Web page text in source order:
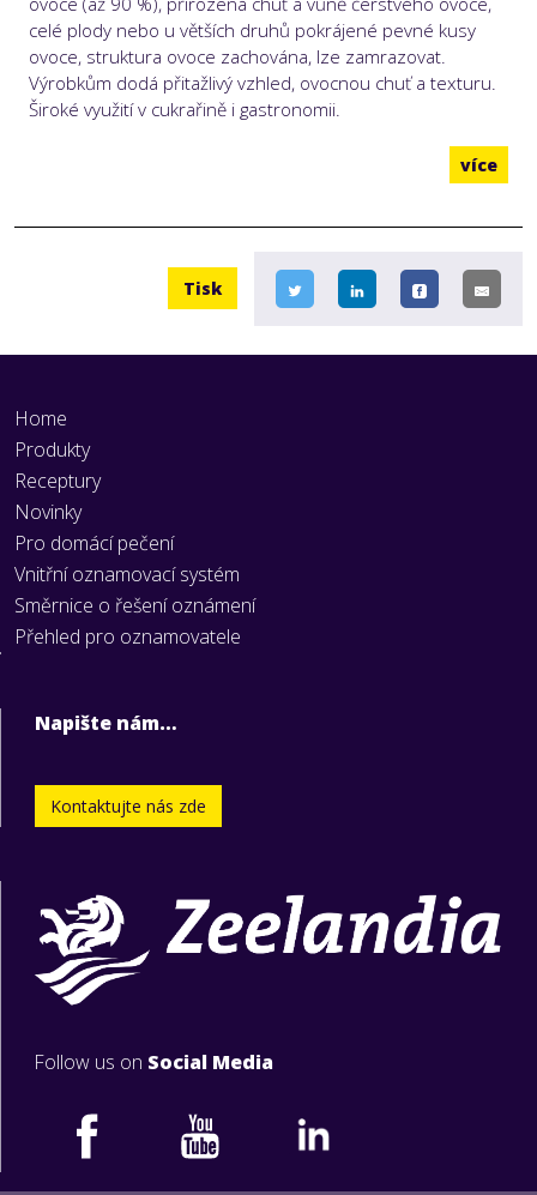
celé plody nebo u větších druhů pokrájené pevné kusy
ovoce, struktura ovoce zachována, lze zamrazovat.
Výrobkům dodá přitažlivý vzhled, ovocnou chuť a texturu.
Široké využití v cukrařině i gastronomii.
více
Tisk
Home
Produkty
Receptury
Novinky
Pro domácí pečení
Vnitřní oznamovací systém
Směrnice o řešení oznámení
Přehled pro oznamovatele
Napište nám…
Kontaktujte nás zde
Follow us on Social Media